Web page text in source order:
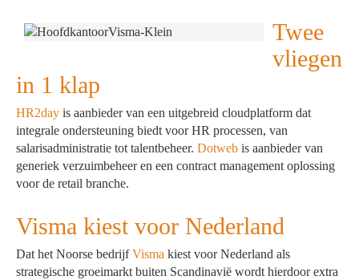
Twee
vliegen
in 1 klap
HR2dayis aanbieder van een uitgebreid cloudplatform dat
integrale ondersteuning biedt voor HR processen, van
salarisadministratie tot talentbeheer.Dotwebis aanbieder van
generiek verzuimbeheer en een contract management oplossing
voor de retail branche.
Visma kiest voor Nederland
Dat het Noorse bedrijfVismakiest voor Nederland als
strategische groeimarkt buiten Scandinavië wordt hierdoor extra